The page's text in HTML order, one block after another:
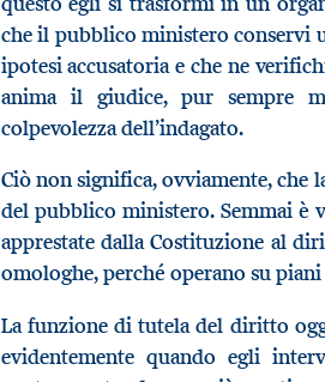
che il pubblico ministero conservi
ipotesi accusatoria e che ne
anima il giudice, pur sempre
colpevolezza dell’indagato.
Ciò non significa, ovviamente, che
del pubblico ministero. Semmai è
apprestate dalla Costituzione al
omologhe, perché operano su
La funzione di tutela del diritto
evidentemente quando egli